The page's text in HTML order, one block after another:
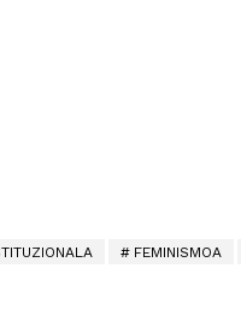
FEMINISMOA